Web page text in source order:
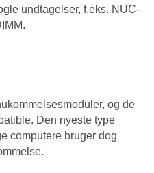
undtagelser, f.eks. NUC-
og de
Den nyeste type
computere bruger dog